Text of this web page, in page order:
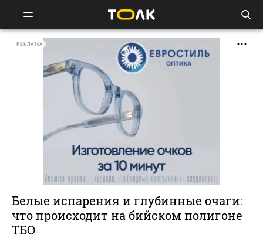
РЕКЛАМА
Белые испарения и глубинные очаги:
что происходит на бийском полигоне
ТБО